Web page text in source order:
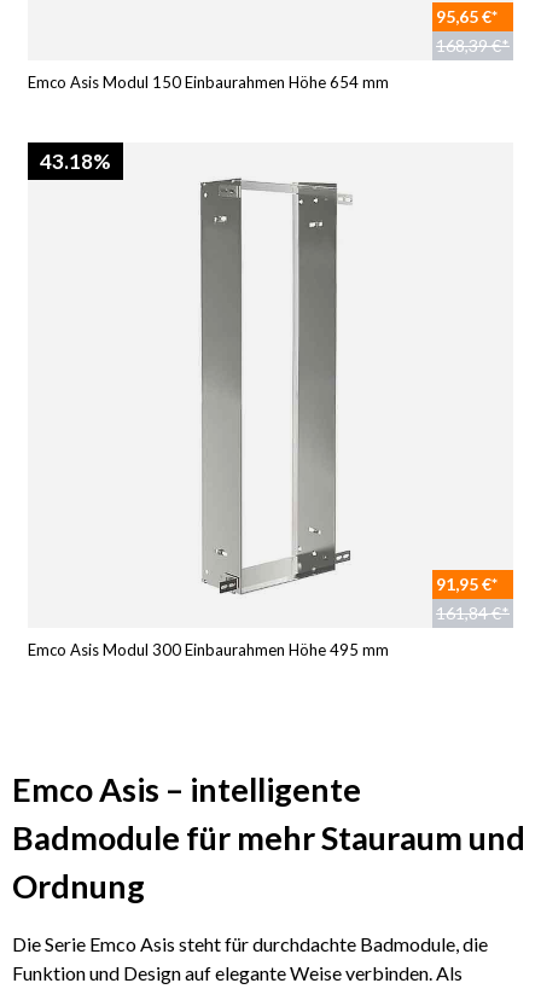
95,65 €*
168,39 €*
Emco Asis Modul 150 Einbaurahmen Höhe 654 mm
43.18%
91,95 €*
161,84 €*
Emco Asis Modul 300 Einbaurahmen Höhe 495 mm
Emco Asis – intelligente
Badmodule für mehr Stauraum und
Ordnung
Die Serie Emco Asis steht für durchdachte Badmodule, die
Funktion und Design auf elegante Weise verbinden. Als